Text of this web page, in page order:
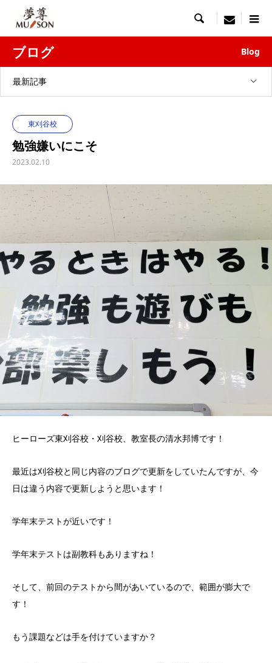
 menu
ブログ Blog
最新記事
東刈谷校
勉強嫌いにこそ
2023.02.10
ヒーローズ東刈谷校・刈谷校、教室長の清水邦博です！
最近は刈谷校と同じ内容のブログで更新をしていたんですが、今
日は違う内容で更新しようと思います！
学年末テストが近いです！
学年末テストは副教科もありますね！
そして、前回のテストから間があいているので、範囲が膨大で
す！
もう課題などは手を付けていますか？